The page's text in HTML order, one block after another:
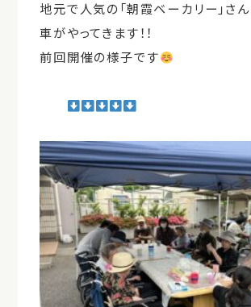
地元で人気の「朝霞ベーカリー」さ
車がやってきます！！
前回開催の様子です